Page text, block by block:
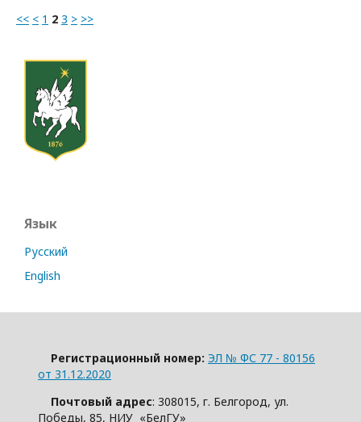
<< < 1 2 3 > >>
Язык
Русский
English
Регистрационный номер: ЭЛ № ФС 77 - 80156
от 31.12.2020
Почтовый адрес: 308015, г. Белгород, ул.
Победы, 85, НИУ «БелГУ»